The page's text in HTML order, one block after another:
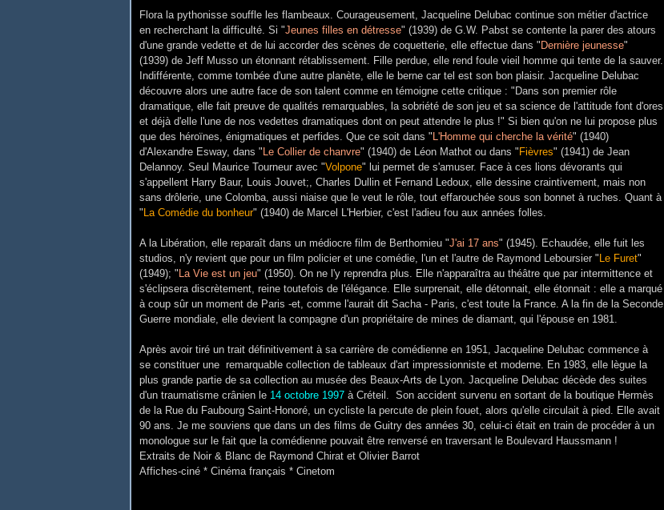
Flora la pythonisse souffle les flambeaux. Courageusement, Jacqueline Delubac continue son métier d'actrice
en recherchant la difficulté. Si "Jeunes filles en détresse" (1939) de G.W. Pabst se contente la parer des atours
d'une grande vedette et de lui accorder des scènes de coquetterie, elle effectue dans " Dernière jeunesse"
(1939) de Jeff Musso un étonnant rétablissement. Fille perdue, elle rend foule vieil homme qui tente de la sauver.
Indifférente, comme tombée d'une autre planète, elle le berne car tel est son bon plaisir. Jacqueline Delubac
découvre alors une autre face de son talent comme en témoigne cette critique : "Dans son premier rôle
dramatique, elle fait preuve de qualités remarquables, la sobriété de son jeu et sa science de l'attitude font d'ores
et déjà d'elle l'une de nos vedettes dramatiques dont on peut attendre le plus !" Si bien qu'on ne lui propose plus
que des héroïnes, énigmatiques et perfides. Que ce soit dans " L'Homme qui cherche la vérité" (1940)
d'Alexandre Esway, dans " Le Collier de chanvre" (1940) de Léon Mathot ou dans " Fièvres" (1941) de Jean
Delannoy. Seul Maurice Tourneur avec "Volpone" lui permet de s'amuser. Face à ces lions dévorants qui
s'appellent Harry Baur, Louis Jouvet;, Charles Dullin et Fernand Ledoux, elle dessine craintivement, mais non
sans drôlerie, une Colomba, aussi niaise que le veut le rôle, tout effarouchée sous son bonnet à ruches. Quant à
" La Comédie du bonheur" (1940) de Marcel L'Herbier, c'est l'adieu fou aux années folles.
A la Libération, elle reparaît dans un médiocre film de Berthomieu "J'ai 17 ans" (1945). Echaudée, elle fuit les
studios, n'y revient que pour un film policier et une comédie, l'un et l'autre de Raymond Leboursier " Le Furet"
(1949); " La Vie est un jeu" (1950). On ne l'y reprendra plus. Elle n'apparaîtra au théâtre que par intermittence et
s'éclipsera discrètement, reine toutefois de l'élégance. Elle surprenait, elle détonnait, elle étonnait : elle a marqué
à coup sûr un moment de Paris -et, comme l'aurait dit Sacha - Paris, c'est toute la France. A la fin de la Seconde
Guerre mondiale, elle devient la compagne d'un propriétaire de mines de diamant, qui l'épouse en 1981.
Après avoir tiré un trait définitivement à sa carrière de comédienne en 1951, Jacqueline Delubac commence à
se constituer une remarquable collection de tableaux d'art impressionniste et moderne. En 1983, elle lègue la
plus grande partie de sa collection au musée des Beaux-Arts de Lyon. Jacqueline Delubac décède des suites
d'un traumatisme crânien le 14 octobre 1997 à Créteil. Son accident survenu en sortant de la boutique Hermès
de la Rue du Faubourg Saint-Honoré, un cycliste la percute de plein fouet, alors qu'elle circulait à pied. Elle avait
90 ans. Je me souviens que dans un des films de Guitry des années 30, celui-ci était en train de procéder à un
monologue sur le fait que la comédienne pouvait être renversé en traversant le Boulevard Haussmann !
Extraits de Noir & Blanc de Raymond Chirat et Olivier Barrot
Affiches-ciné * Cinéma français * Cinetom